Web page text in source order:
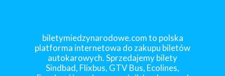
biletymiedzynarodowe.com to polska
platforma internetowa do zakupu biletów
autokarowych. Sprzedajemy bilety
Sindbad, Flixbus, GTV Bus, Ecolines,